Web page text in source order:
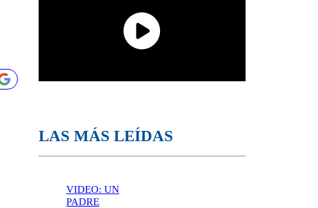
LAS MÁS LEÍDAS
VIDEO: UN
PADRE